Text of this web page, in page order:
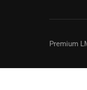
Premium